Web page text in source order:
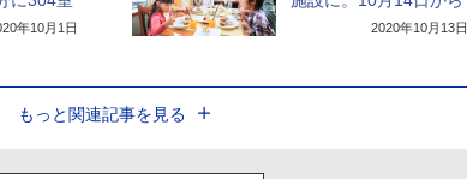
年10月1日 2020年10月13日
もっと関連記事を見る